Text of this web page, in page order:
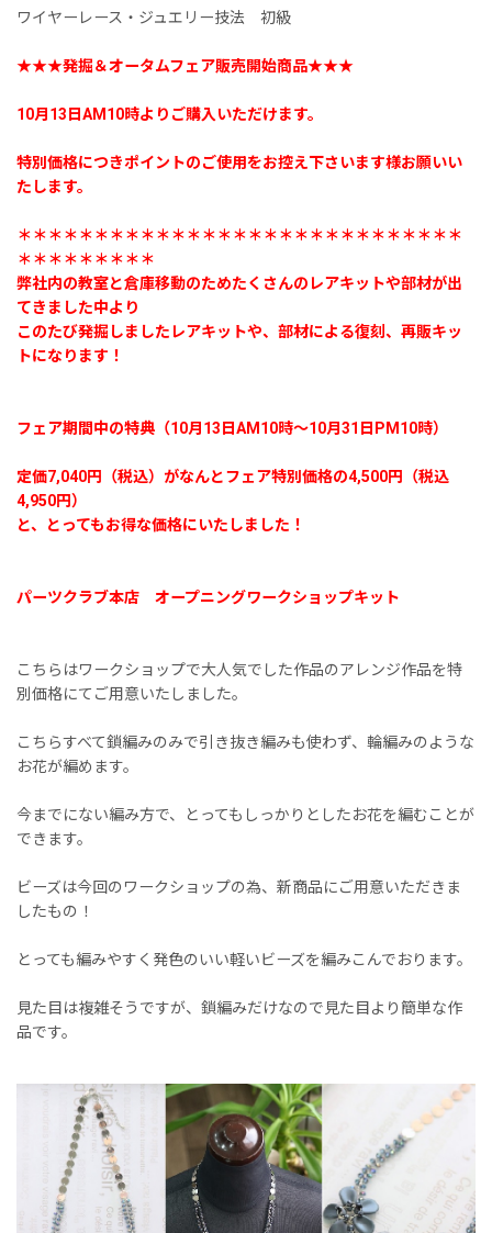
ワイヤーレース・ジュエリー技法 初級
★★★発掘＆オータムフェア販売開始商品★★★
10月13日AM10時よりご購入いただけます。
特別価格につきポイントのご使用をお控え下さいます様お願いい
たします。
＊＊＊＊＊＊＊＊＊＊＊＊＊＊＊＊＊＊＊＊＊＊＊＊＊＊＊＊＊
＊＊＊＊＊＊＊＊＊
弊社内の教室と倉庫移動のためたくさんのレアキットや部材が出
てきました中より
このたび発掘しましたレアキットや、部材による復刻、再販キッ
トになります！
フェア期間中の特典（10月13日AM10時〜10月31日PM10時）
定価7,040円（税込）がなんとフェア特別価格の4,500円（税込
4,950円）
と、とってもお得な価格にいたしました！
パーツクラブ本店 オープニングワークショップキット
こちらはワークショップで大人気でした作品のアレンジ作品を特
別価格にてご用意いたしました。
こちらすべて鎖編みのみで引き抜き編みも使わず、輪編みのような
お花が編めます。
今までにない編み方で、とってもしっかりとしたお花を編むことが
できます。
ビーズは今回のワークショップの為、新商品にご用意いただきま
したもの！
とっても編みやすく発色のいい軽いビーズを編みこんでおります。
見た目は複雑そうですが、鎖編みだけなので見た目より簡単な作
品です。